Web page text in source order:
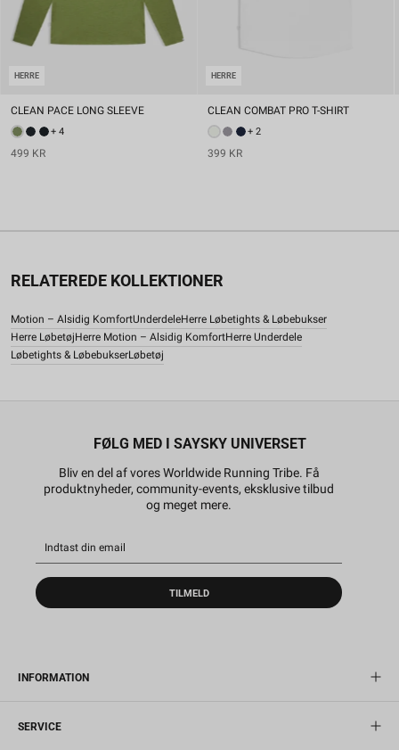
HERRE
CLEAN PACE LONG SLEEVE
+ 4
499 KR
HERRE
CLEAN COMBAT PRO T-SHIRT
+ 2
399 KR
RELATEREDE KOLLEKTIONER
Motion – Alsidig KomfortUnderdeleHerre Løbetights & Løbebukser
Herre LøbetøjHerre Motion – Alsidig KomfortHerre Underdele
Løbetights & LøbebukserLøbetøj
FØLG MED I SAYSKY UNIVERSET
Bliv en del af vores Worldwide Running Tribe. Få
produktnyheder, community-events, eksklusive tilbud
og meget mere.
TILMELD
INFORMATION
SERVICE